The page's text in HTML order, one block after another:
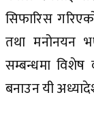
सिफारिस
तथा मनोनयन
सम्बन्धमा
बनाउन यी